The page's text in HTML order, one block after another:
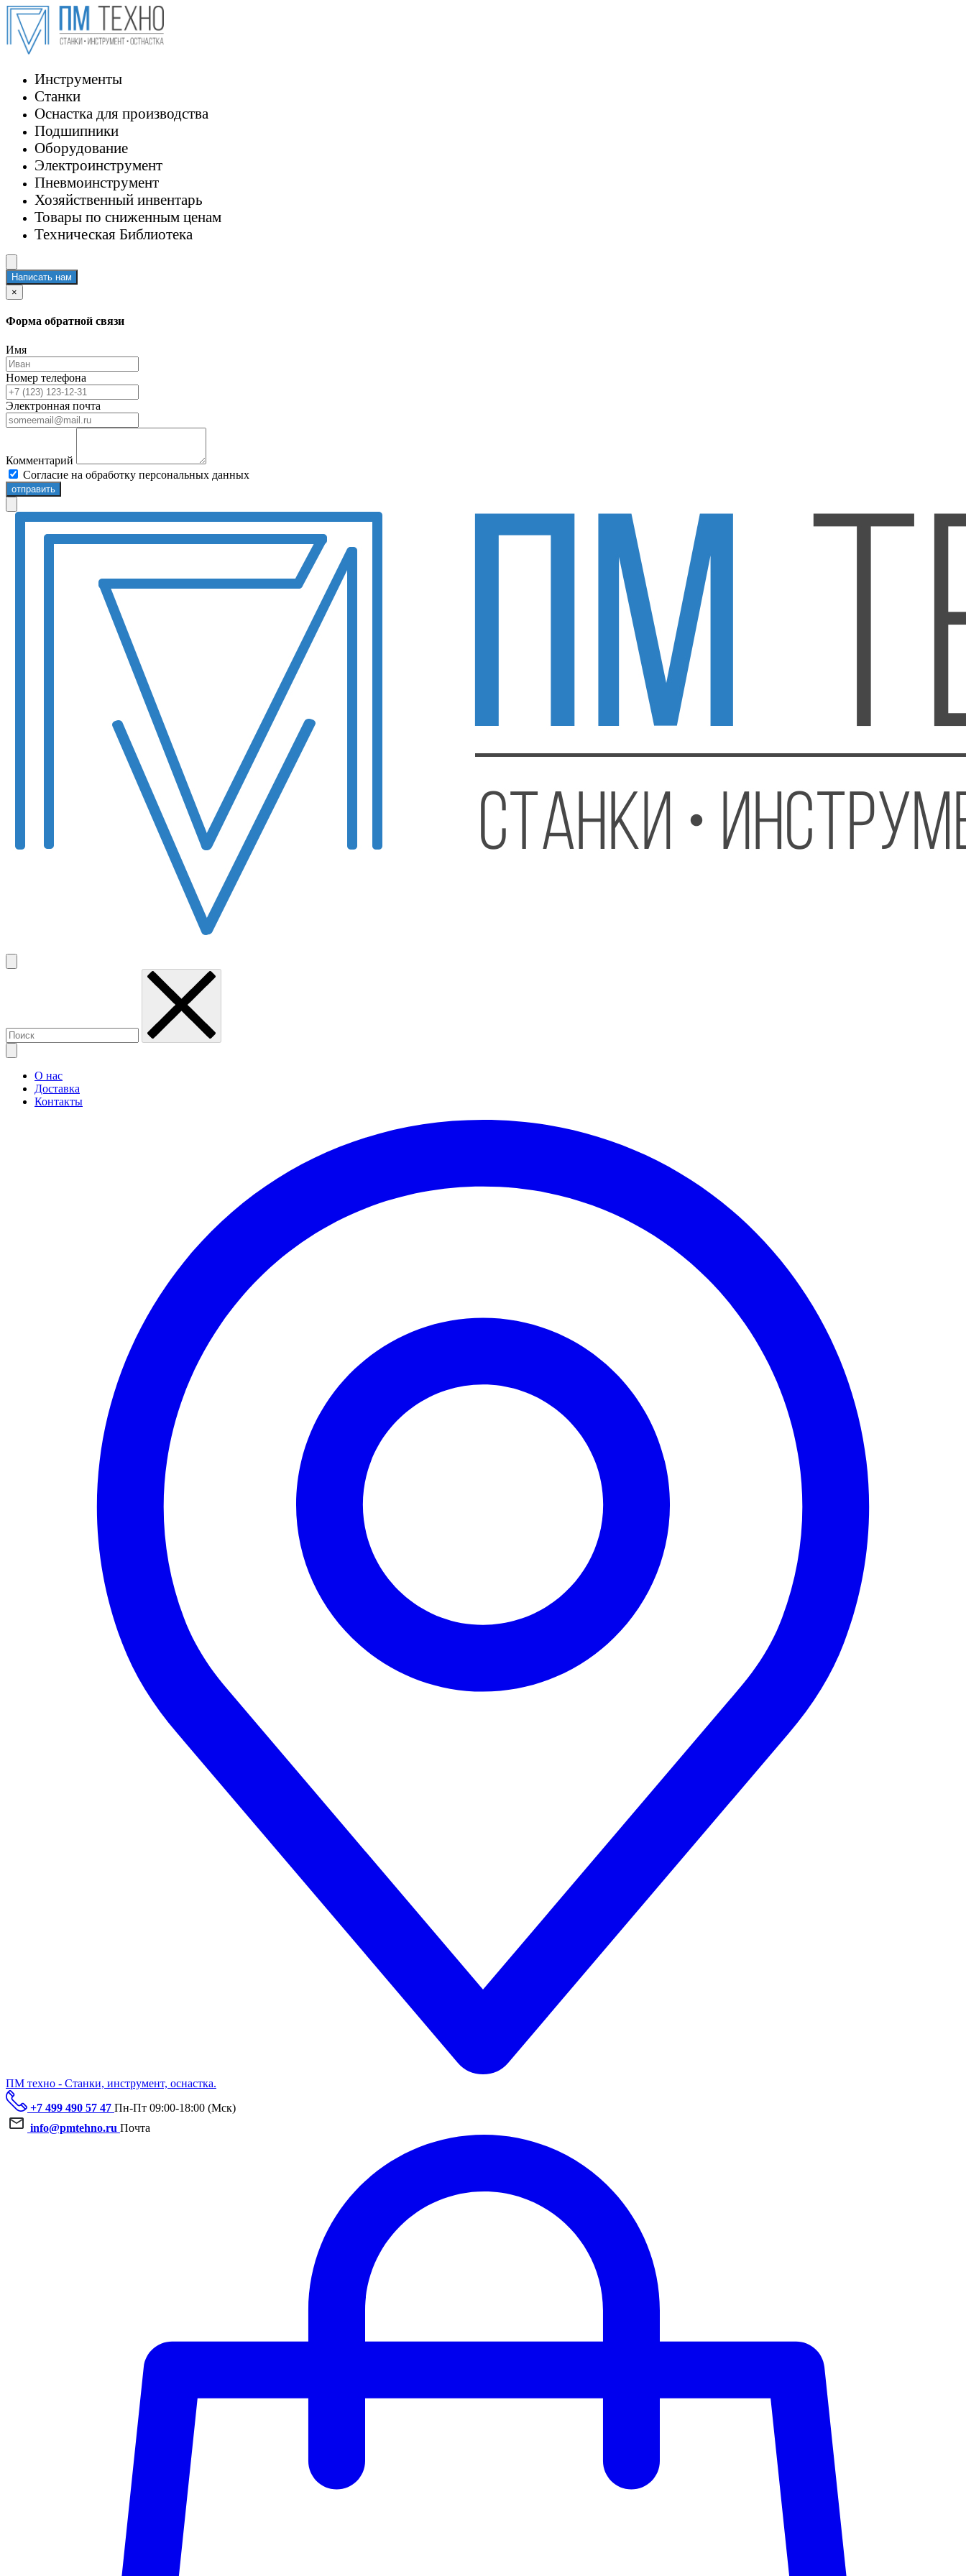
Инструменты
Станки
Оснастка для производства
Подшипники
Оборудование
Электроинструмент
Пневмоинструмент
Хозяйственный инвентарь
Товары по сниженным ценам
Техническая Библиотека
Написать нам
×
Форма обратной связи
Имя
Номер телефона
Электронная почта
Комментарий
Согласие на обработку персональных данных
отправить
О нас
Доставка
Контакты
ПМ техно - Станки, инструмент, оснастка.
+7 499 490 57 47 Пн-Пт 09:00-18:00 (Мск)
info@pmtehno.ru Почта